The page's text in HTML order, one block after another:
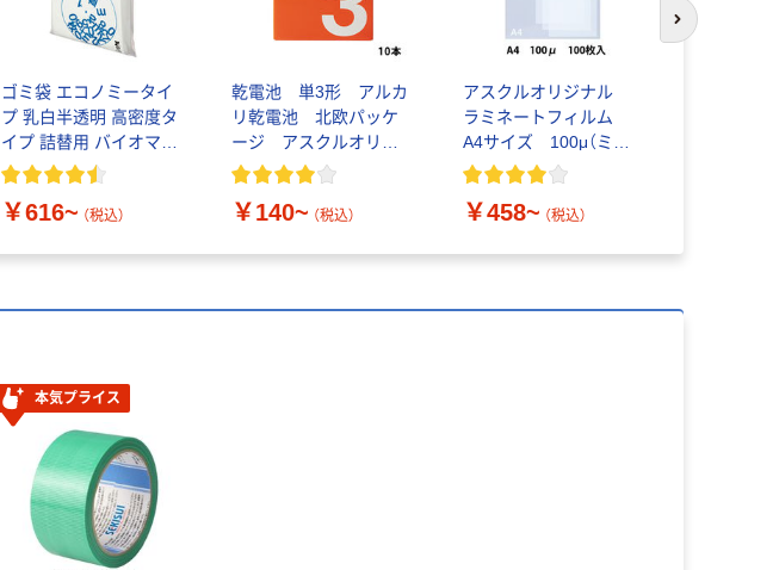
ゴミ袋 エコノミータイ
プ 乳白半透明 高密度タ
イプ 詰替用 バイオマス
素材10％配合
￥616~ （税込）
乾電池 単3形 アルカ
リ乾電池 北欧パッケ
ージ アスクルオリジ
ナル
￥140~ （税込）
アスクルオリジナル
ラミネートフィルム
A4サイズ 100μ（ミク
ロン）
￥458~ （税込）
次のスライド
本気プライス